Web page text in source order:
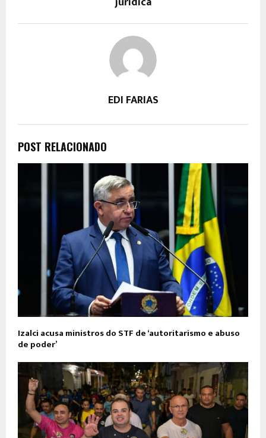
EDI FARIAS
POST RELACIONADO
Izalci acusa ministros do STF de ‘autoritarismo e abuso
de poder’